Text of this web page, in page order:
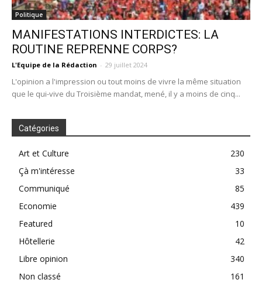
Politique
MANIFESTATIONS INTERDICTES: LA
ROUTINE REPRENNE CORPS?
L'Equipe de la Rédaction - 29 juillet 2024
L'opinion a l'impression ou tout moins de vivre la même situation
que le qui-vive du Troisième mandat, mené, il y a moins de cinq...
Catégories
Art et Culture
230
Çà m'intéresse
33
Communiqué
85
Economie
439
Featured
10
Hôtellerie
42
Libre opinion
340
Non classé
161